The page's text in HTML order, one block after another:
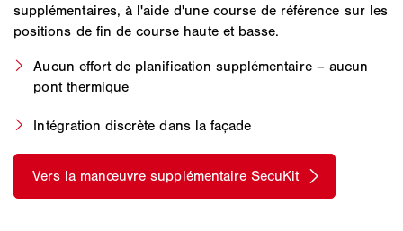
supplémentaires, à l'aide d'une course de référence sur les
positions de fin de course haute et basse.
Aucun effort de planification supplémentaire – aucun
pont thermique
Intégration discrète dans la façade